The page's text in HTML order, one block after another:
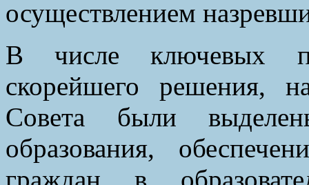
осуществлением
В числе ключевых
скорейшего решения,
Совета были
образования,
граждан в